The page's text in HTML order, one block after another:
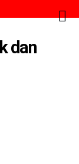
dan